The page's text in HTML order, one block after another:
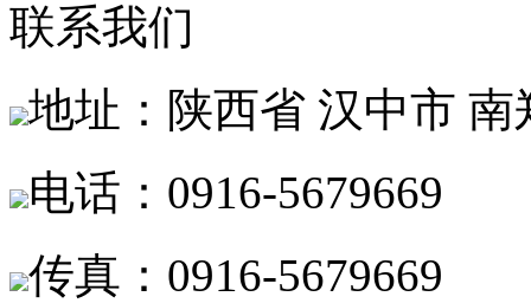
联系我们
地址：陕西省 汉中市
电话：0916-5679669
传真：0916-5679669